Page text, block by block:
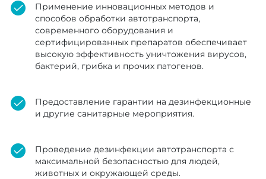
Применение инновационных методов и
способов обработки автотранспорта,
современного оборудования и
сертифицированных препаратов обеспечивает
высокую эффективность уничтожения вирусов,
бактерий, грибка и прочих патогенов.
Предоставление гарантии на дезинфекционные
и другие санитарные мероприятия.
Проведение дезинфекции автотранспорта с
максимальной безопасностью для людей,
животных и окружающей среды.